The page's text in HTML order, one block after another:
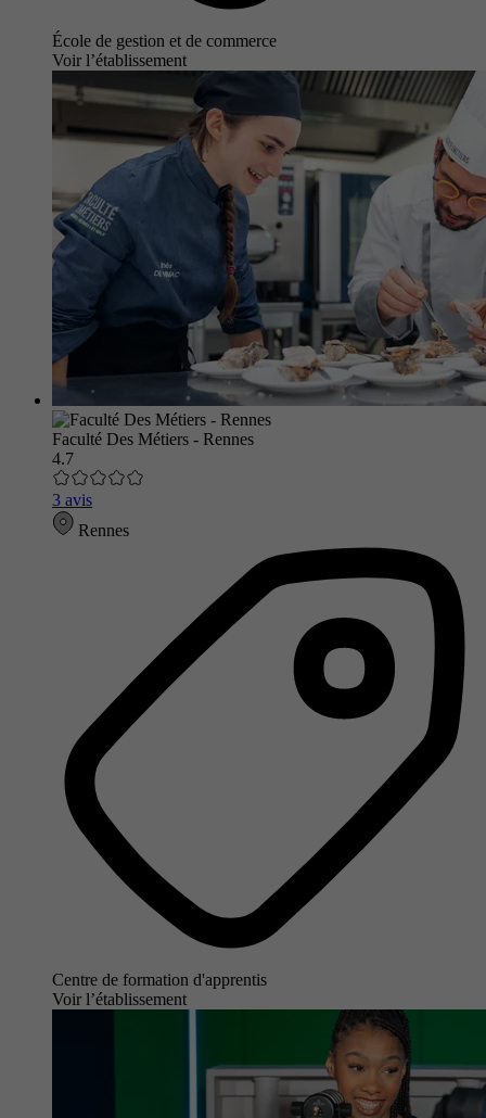
École de gestion et de commerce
Voir l’établissement
Faculté Des Métiers - Rennes
4.7
3 avis
Rennes
Centre de formation d'apprentis
Voir l’établissement